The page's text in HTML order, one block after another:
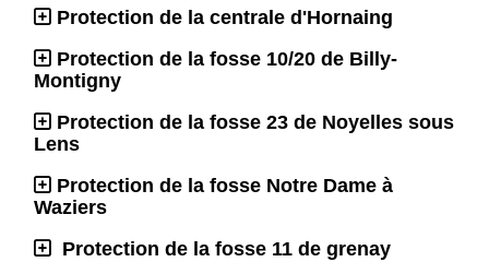
Protection de la centrale d'Hornaing
Protection de la fosse 10/20 de Billy-
Montigny
Protection de la fosse 23 de Noyelles sous
Lens
Protection de la fosse Notre Dame à
Waziers
Protection de la fosse 11 de grenay